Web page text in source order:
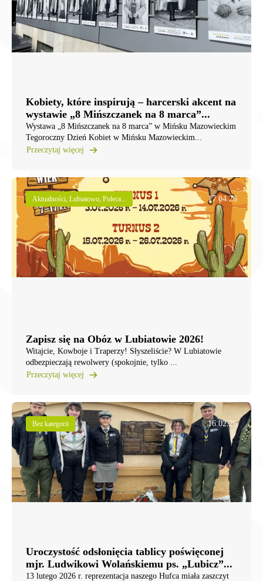
Kobiety, które inspirują – harcerski akcent na
wystawie „8 Mińszczanek na 8 marca”...
Wystawa „8 Mińszczanek na 8 marca” w Mińsku Mazowieckim
Tegoroczny Dzień Kobiet w Mińsku Mazowieckim...
Przeczytaj więcej
Aktualności, Lubiatowo, Poleca... 17.04.26
Zapisz się na Obóz w Lubiatowie 2026!
Witajcie, Kowboje i Traperzy! ​Słyszeliście? W Lubiatowie
odbezpieczają rewolwery (spokojnie, tylko ...
Przeczytaj więcej
Bez kategorii 16.02.26
Uroczystość odsłonięcia tablicy poświęconej
mjr. Ludwikowi Wolańskiemu ps. „Lubicz”...
13 lutego 2026 r. reprezentacja naszego Hufca miała zaszczyt